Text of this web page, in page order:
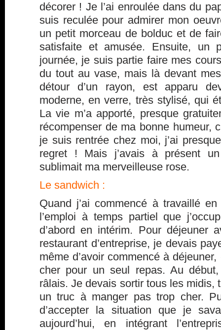
décorer ! Je l’ai enroulée dans du
suis reculée pour admirer mon
un petit morceau de bolduc et de
satisfaite et amusée. Ensuite, un
journée, je suis partie faire mes
du tout au vase, mais là devant
détour d’un rayon, est apparu
moderne, en verre, très stylisé, qui
La vie m’a apporté, presque
récompenser de ma bonne humeur,
je suis rentrée chez moi, j’ai
regret ! Mais j’avais à présent
sublimait ma merveilleuse rose.
Le sandwich :
Quand j’ai commencé à travaillé
l’emploi à temps partiel que
d’abord en intérim. Pour déjeuner
restaurant d’entreprise, je devais
même d’avoir commencé à
cher pour un seul repas. Au
râlais. Je devais sortir tous les midis,
un truc à manger pas trop cher.
d’accepter la situation que je
aujourd’hui, en intégrant